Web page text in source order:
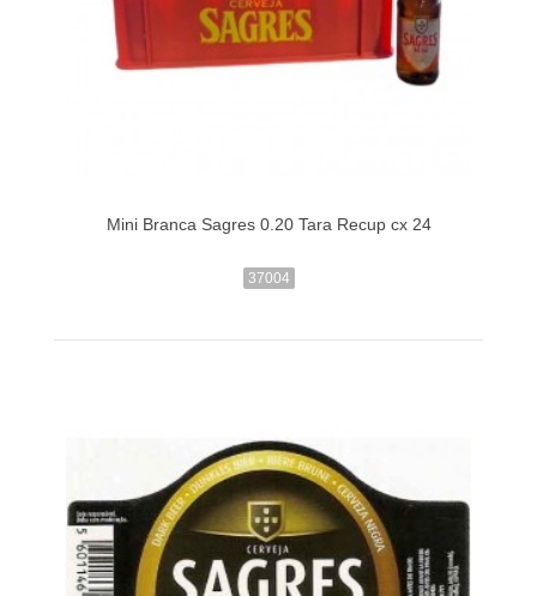
Mini Branca Sagres 0.20 Tara Recup cx 24
37004